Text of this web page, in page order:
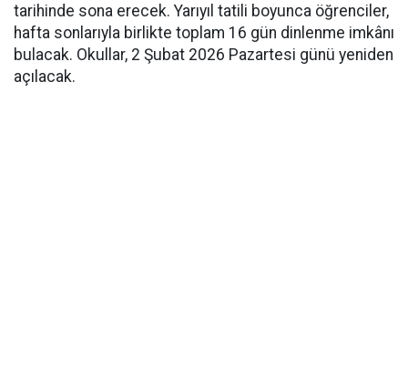
tarihinde sona erecek. Yarıyıl tatili boyunca öğrenciler,
hafta sonlarıyla birlikte toplam 16 gün dinlenme imkânı
bulacak. Okullar, 2 Şubat 2026 Pazartesi günü yeniden
açılacak.